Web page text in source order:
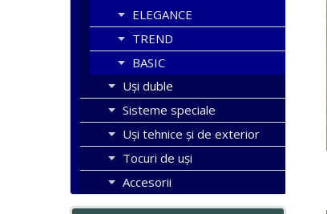
ELEGANCE
TREND
BASIC
Uşi duble
Sisteme speciale
Uși tehnice și de exterior
Tocuri de uși
Accesorii